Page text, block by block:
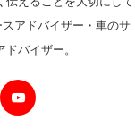
アドバイザー・車のサ
ドバイザー。